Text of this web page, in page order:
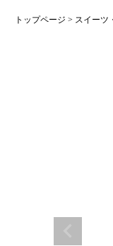
トップページ スイーツ